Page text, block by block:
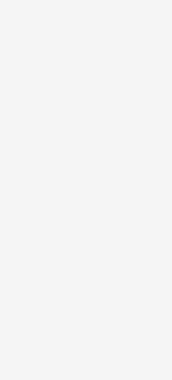
ためだけに無理な恋愛をす
わせる目的だけで交際相手を
マッチが起きやすいです。
係を急に進めてしまうと、後々
る可能性があります。良い関係
は、外見や条件だけでなく、お
を重視する選択が大切です。
冷静に観察し、将来にわたっ
る存在かどうかを見極めましょ
人生を変えられる理由